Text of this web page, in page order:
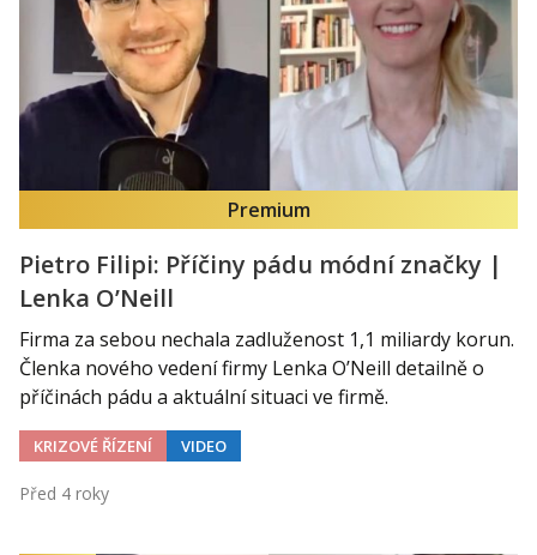
Premium
Pietro Filipi: Příčiny pádu módní značky |
Lenka O’Neill
Firma za sebou nechala zadluženost 1,1 miliardy korun.
Členka nového vedení firmy Lenka O’Neill detailně o
příčinách pádu a aktuální situaci ve firmě.
KRIZOVÉ ŘÍZENÍ VIDEO
Před 4 roky